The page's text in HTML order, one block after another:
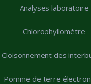
Analyses laboratoire
Chlorophyllomètre
Cloisonnement des
Pomme de terre